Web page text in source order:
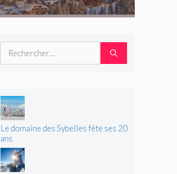
Le domaine des Sybelles fête ses 20
ans